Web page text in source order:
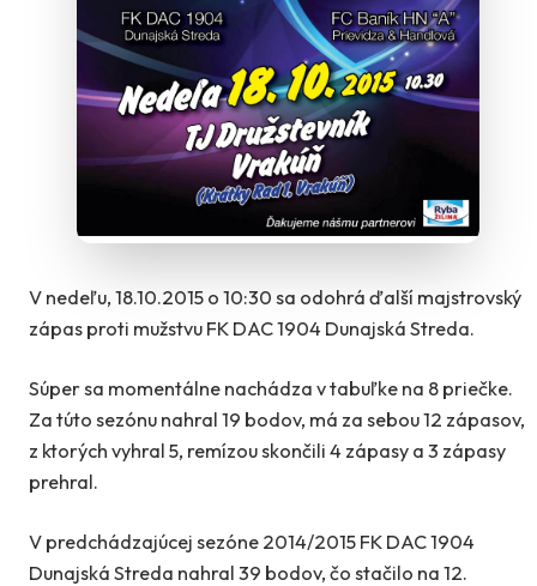
V nedeľu, 18.10.2015 o 10:30 sa odohrá ďalší majstrovský
zápas proti mužstvu FK DAC 1904 Dunajská Streda.
Súper sa momentálne nachádza v tabuľke na 8 priečke.
Za túto sezónu nahral 19 bodov, má za sebou 12 zápasov,
z ktorých vyhral 5, remízou skončili 4 zápasy a 3 zápasy
prehral.
V predchádzajúcej sezóne 2014/2015 FK DAC 1904
Dunajská Streda nahral 39 bodov, čo stačilo na 12.